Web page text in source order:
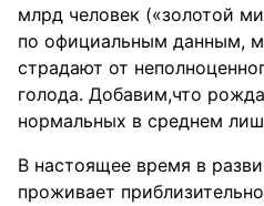
млрд человек («золотой
по официальным данным,
страдают от
голода. Добавим,что
нормальных в среднем
В настоящее время в
проживает